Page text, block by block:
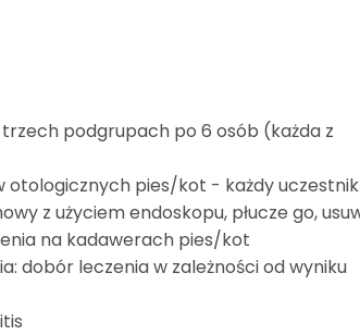
podgrupach po 6 osób (każda z
pies/kot - każdy uczestnik
z użyciem endoskopu, płucze go,
na kadawerach pies/kot
dobór leczenia w zależności od wyniku